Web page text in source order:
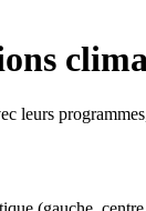
leurs